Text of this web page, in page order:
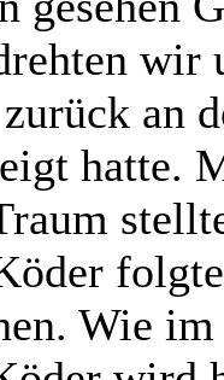
wir
an
hatte.
Wie